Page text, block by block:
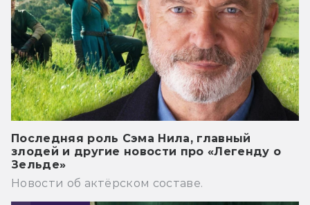
Последняя роль Сэма Нила, главный
злодей и другие новости про «Легенду о
Зельде»
Новости об актёрском составе.